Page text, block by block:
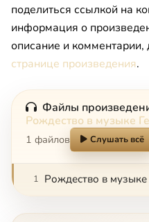
поделиться ссылкой на
информация о
описание и комментарии,
странице произведения.
Файлы
Рождество в музыке
1 файлов Слушать всё
1